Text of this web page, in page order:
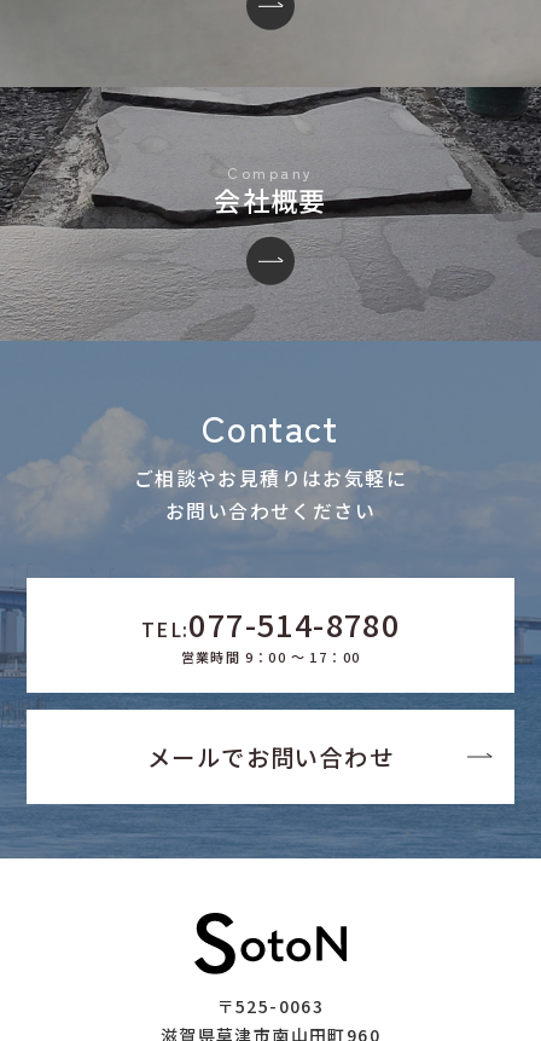
会社概要
Contact
ご相談やお見積りはお気軽に
お問い合わせください
TEL:077-514-8780
営業時間 9：00 ～ 17：00
メールでお問い合わせ
〒525-0063
滋賀県草津市南山田町960